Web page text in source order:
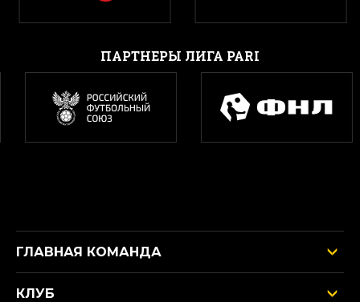
ПАРТНЕРЫ ЛИГА PARI
ГЛАВНАЯ КОМАНДА
КЛУБ